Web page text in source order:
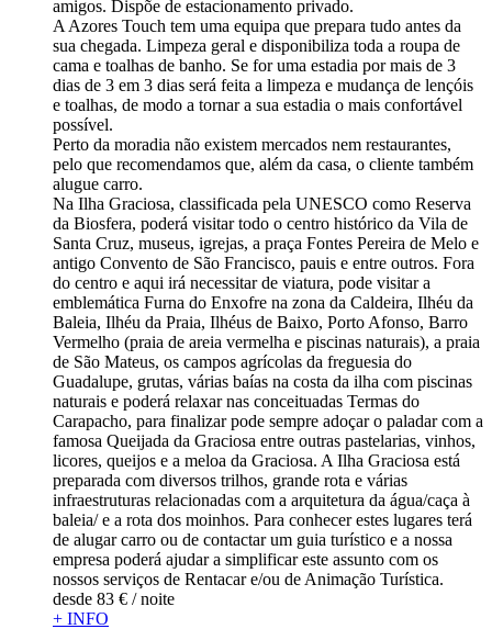
amigos. Dispõe de estacionamento privado.
A Azores Touch tem uma equipa que prepara tudo antes da
sua chegada. Limpeza geral e disponibiliza toda a roupa de
cama e toalhas de banho. Se for uma estadia por mais de 3
dias de 3 em 3 dias será feita a limpeza e mudança de lençóis
e toalhas, de modo a tornar a sua estadia o mais confortável
possível.
Perto da moradia não existem mercados nem restaurantes,
pelo que recomendamos que, além da casa, o cliente também
alugue carro.
Na Ilha Graciosa, classificada pela UNESCO como Reserva
da Biosfera, poderá visitar todo o centro histórico da Vila de
Santa Cruz, museus, igrejas, a praça Fontes Pereira de Melo e
antigo Convento de São Francisco, pauis e entre outros. Fora
do centro e aqui irá necessitar de viatura, pode visitar a
emblemática Furna do Enxofre na zona da Caldeira, Ilhéu da
Baleia, Ilhéu da Praia, Ilhéus de Baixo, Porto Afonso, Barro
Vermelho (praia de areia vermelha e piscinas naturais), a praia
de São Mateus, os campos agrícolas da freguesia do
Guadalupe, grutas, várias baías na costa da ilha com piscinas
naturais e poderá relaxar nas conceituadas Termas do
Carapacho, para finalizar pode sempre adoçar o paladar com a
famosa Queijada da Graciosa entre outras pastelarias, vinhos,
licores, queijos e a meloa da Graciosa. A Ilha Graciosa está
preparada com diversos trilhos, grande rota e várias
infraestruturas relacionadas com a arquitetura da água/caça à
baleia/ e a rota dos moinhos. Para conhecer estes lugares terá
de alugar carro ou de contactar um guia turístico e a nossa
empresa poderá ajudar a simplificar este assunto com os
nossos serviços de Rentacar e/ou de Animação Turística.
desde 83 € / noite
+ INFO